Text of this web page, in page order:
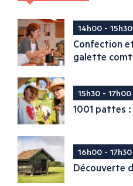
14h00 - 15h30
Confection
galette
15h30 - 17h00
1001 pattes
16h00 - 17h30
Découverte